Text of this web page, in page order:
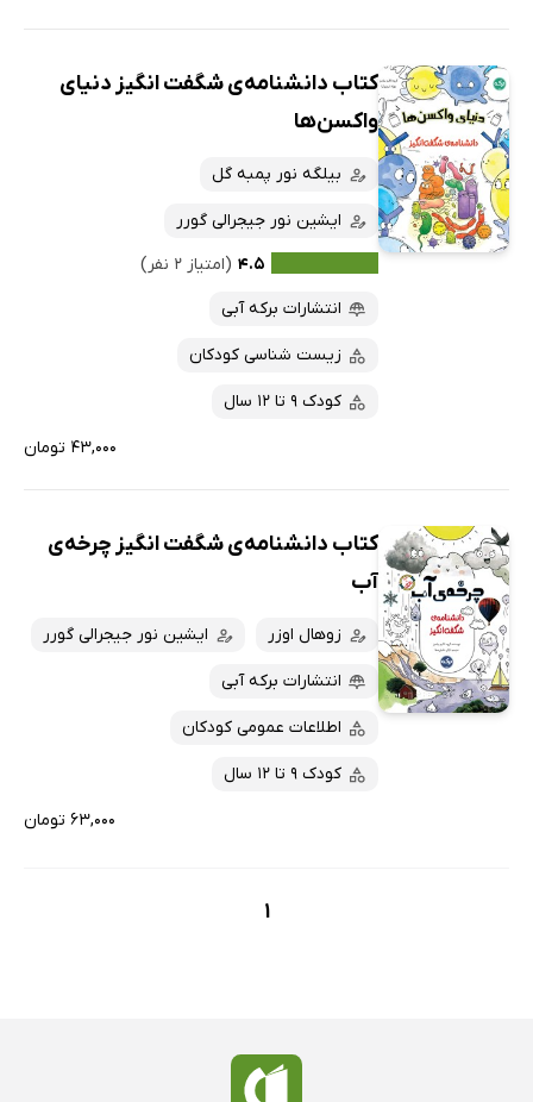
کتاب دانشنامه‌ی شگفت انگیز دنیای
واکسن‌ها
بیلگه نور پمبه گل
ایشین نور جیجرالی گورر
۴.۵ (امتیاز ۲ نفر)
انتشارات برکه آبی
زیست شناسی کودکان
کودک 9 تا 12 سال
۴۳,۰۰۰ تومان
کتاب دانشنامه‌ی شگفت انگیز چرخه‌ی
آب
زوهال اوزر ایشین نور جیجرالی گورر
انتشارات برکه آبی
اطلاعات عمومی کودکان
کودک 9 تا 12 سال
۶۳,۰۰۰ تومان
1